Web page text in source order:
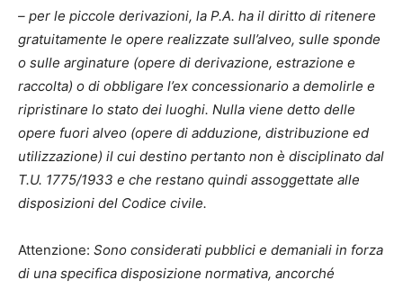
– per le piccole derivazioni, la P.A. ha il diritto di ritenere
gratuitamente le opere realizzate sull’alveo, sulle sponde
o sulle arginature (opere di derivazione, estrazione e
raccolta) o di obbligare l’ex concessionario a demolirle e
ripristinare lo stato dei luoghi. Nulla viene detto delle
opere fuori alveo (opere di adduzione, distribuzione ed
utilizzazione) il cui destino pertanto non è disciplinato dal
T.U. 1775/1933 e che restano quindi assoggettate alle
disposizioni del Codice civile.
Attenzione: Sono considerati pubblici e demaniali in forza
di una specifica disposizione normativa, ancorché